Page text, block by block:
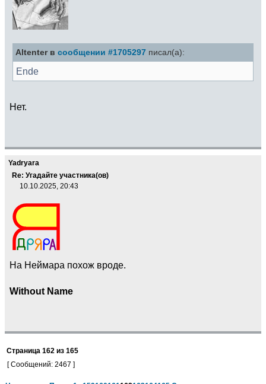
Altenter в сообщении #1705297 писал(а):
Ende
Нет.
Yadryara
Re: Угадайте участника(ов)
10.10.2025, 20:43
На Неймара похож вроде.
Without Name
Страница 162 из 165
[ Сообщений: 2467 ]